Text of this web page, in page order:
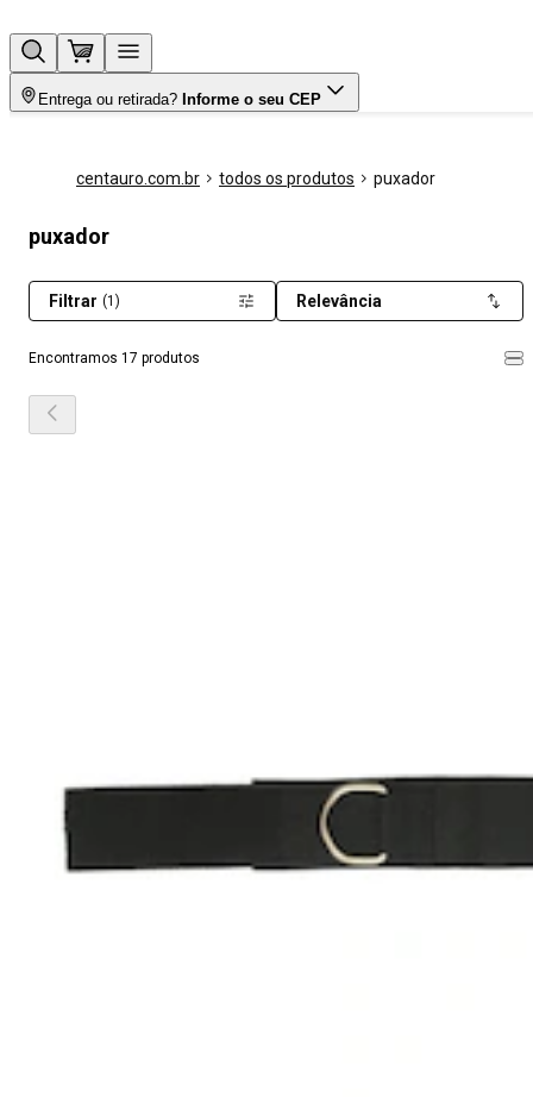
Entrega ou retirada? Informe o seu CEP
centauro.com.br todos os produtos puxador
puxador
Encontramos 17 produtos
Filtrar (1) Relevância